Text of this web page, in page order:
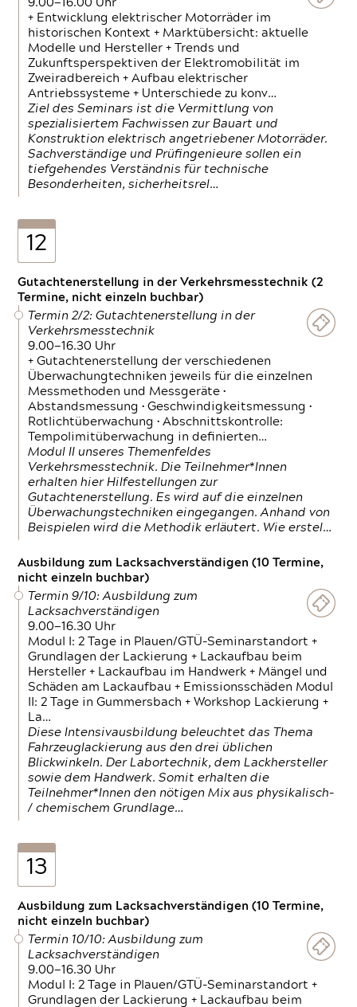
9.00—16.00 Uhr
+ Entwicklung elektrischer Motorräder im
historischen Kontext + Marktübersicht: aktuelle
Modelle und Hersteller + Trends und
Zukunftsperspektiven der Elektromobilität im
Zweiradbereich + Aufbau elektrischer
Antriebssysteme + Unterschiede zu konv…
Ziel des Seminars ist die Vermittlung von
spezialisiertem Fachwissen zur Bauart und
Konstruktion elektrisch angetriebener Motorräder.
Sachverständige und Prüfingenieure sollen ein
tiefgehendes Verständnis für technische
Besonderheiten, sicherheitsrel…
12
Gutachtenerstellung in der Verkehrsmesstechnik (2
Termine, nicht einzeln buchbar)
Termin 2/2: Gutachtenerstellung in der
Verkehrsmesstechnik
9.00—16.30 Uhr
+ Gutachtenerstellung der verschiedenen
Überwachungtechniken jeweils für die einzelnen
Messmethoden und Messgeräte •
Abstandsmessung • Geschwindigkeitsmessung •
Rotlichtüberwachung • Abschnittskontrolle:
Tempolimitüberwachung in definierten…
Modul II unseres Themenfeldes
Verkehrsmesstechnik. Die Teilnehmer*Innen
erhalten hier Hilfestellungen zur
Gutachtenerstellung. Es wird auf die einzelnen
Überwachungstechniken eingegangen. Anhand von
Beispielen wird die Methodik erläutert. Wie erstel…
Ausbildung zum Lacksachverständigen (10 Termine,
nicht einzeln buchbar)
Termin 9/10: Ausbildung zum
Lacksachverständigen
9.00—16.30 Uhr
Modul I: 2 Tage in Plauen/GTÜ-Seminarstandort +
Grundlagen der Lackierung + Lackaufbau beim
Hersteller + Lackaufbau im Handwerk + Mängel und
Schäden am Lackaufbau + Emissionsschäden Modul
II: 2 Tage in Gummersbach + Workshop Lackierung +
La…
Diese Intensivausbildung beleuchtet das Thema
Fahrzeuglackierung aus den drei üblichen
Blickwinkeln. Der Labortechnik, dem Lackhersteller
sowie dem Handwerk. Somit erhalten die
Teilnehmer*Innen den nötigen Mix aus physikalisch-
/ chemischem Grundlage…
13
Ausbildung zum Lacksachverständigen (10 Termine,
nicht einzeln buchbar)
Termin 10/10: Ausbildung zum
Lacksachverständigen
9.00—16.30 Uhr
Modul I: 2 Tage in Plauen/GTÜ-Seminarstandort +
Grundlagen der Lackierung + Lackaufbau beim